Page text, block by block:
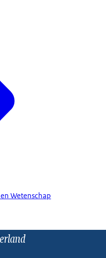
Wetenschap